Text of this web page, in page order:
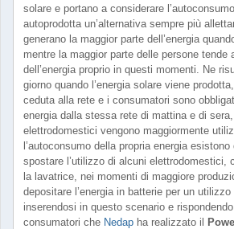
solare e portano a considerare
autoprodotta un’alternativa sempre più
generano la maggior parte dell’energia
mentre la maggior parte delle persone tende
dell’energia proprio in questi momenti. Ne
giorno quando l’energia solare viene
ceduta alla rete e i consumatori sono
energia dalla stessa rete di mattina e di
elettrodomestici vengono maggiormente
l’autoconsumo della propria energia
spostare l’utilizzo di alcuni elettrodomestici,
la lavatrice, nei momenti di maggiore
depositare l’energia in batterie per un
inserendosi in questo scenario e
consumatori che Nedap ha realizzato il